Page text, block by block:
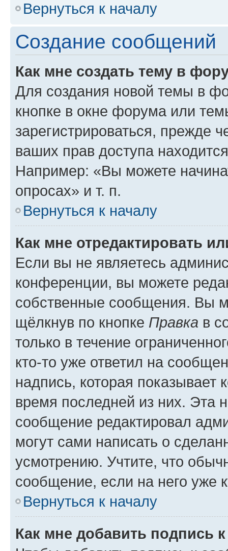
Вернуться к началу
Создание сообщений
Как мне создать тему в
Для создания новой темы в
кнопке в окне форума или
зарегистрироваться, прежде
ваших прав доступа
Например: «Вы можете
опросах» и т. п.
Вернуться к началу
Как мне отредактировать
Если вы не являетесь
конференции, вы можете
собственные сообщения. Вы
щёлкнув по кнопке Правка в
только в течение
кто-то уже ответил на
надпись, которая показывает
время последней из них. Эта
сообщение редактировал
могут сами написать о
усмотрению. Учтите, что
сообщение, если на него уже
Вернуться к началу
Как мне добавить подпись